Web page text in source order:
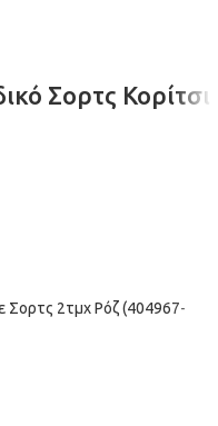
Σορτς Κορίτσι